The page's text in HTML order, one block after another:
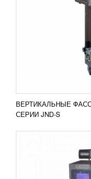
ВЕРТИКАЛЬНЫЕ
СЕРИИ JND-S
RUB
Автомат для
HP-200G
пищевых сыпучих